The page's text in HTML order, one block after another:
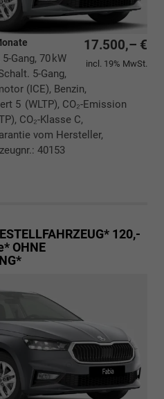
17.500,– €
incl. 19% MwSt.
Gang, 70 kW
5-Gang,
(ICE), Benzin,
5 (WLTP), CO₂-Emission
CO₂-Klasse C,
vom Hersteller,
40153
drucken
120,-
OHNE